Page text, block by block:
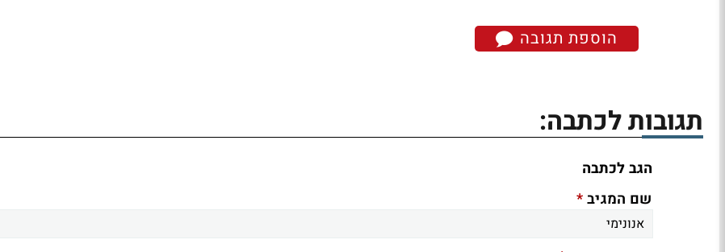
הוספת תגובה
תגובות לכתבה:
הגב לכתבה
שם המגיב*